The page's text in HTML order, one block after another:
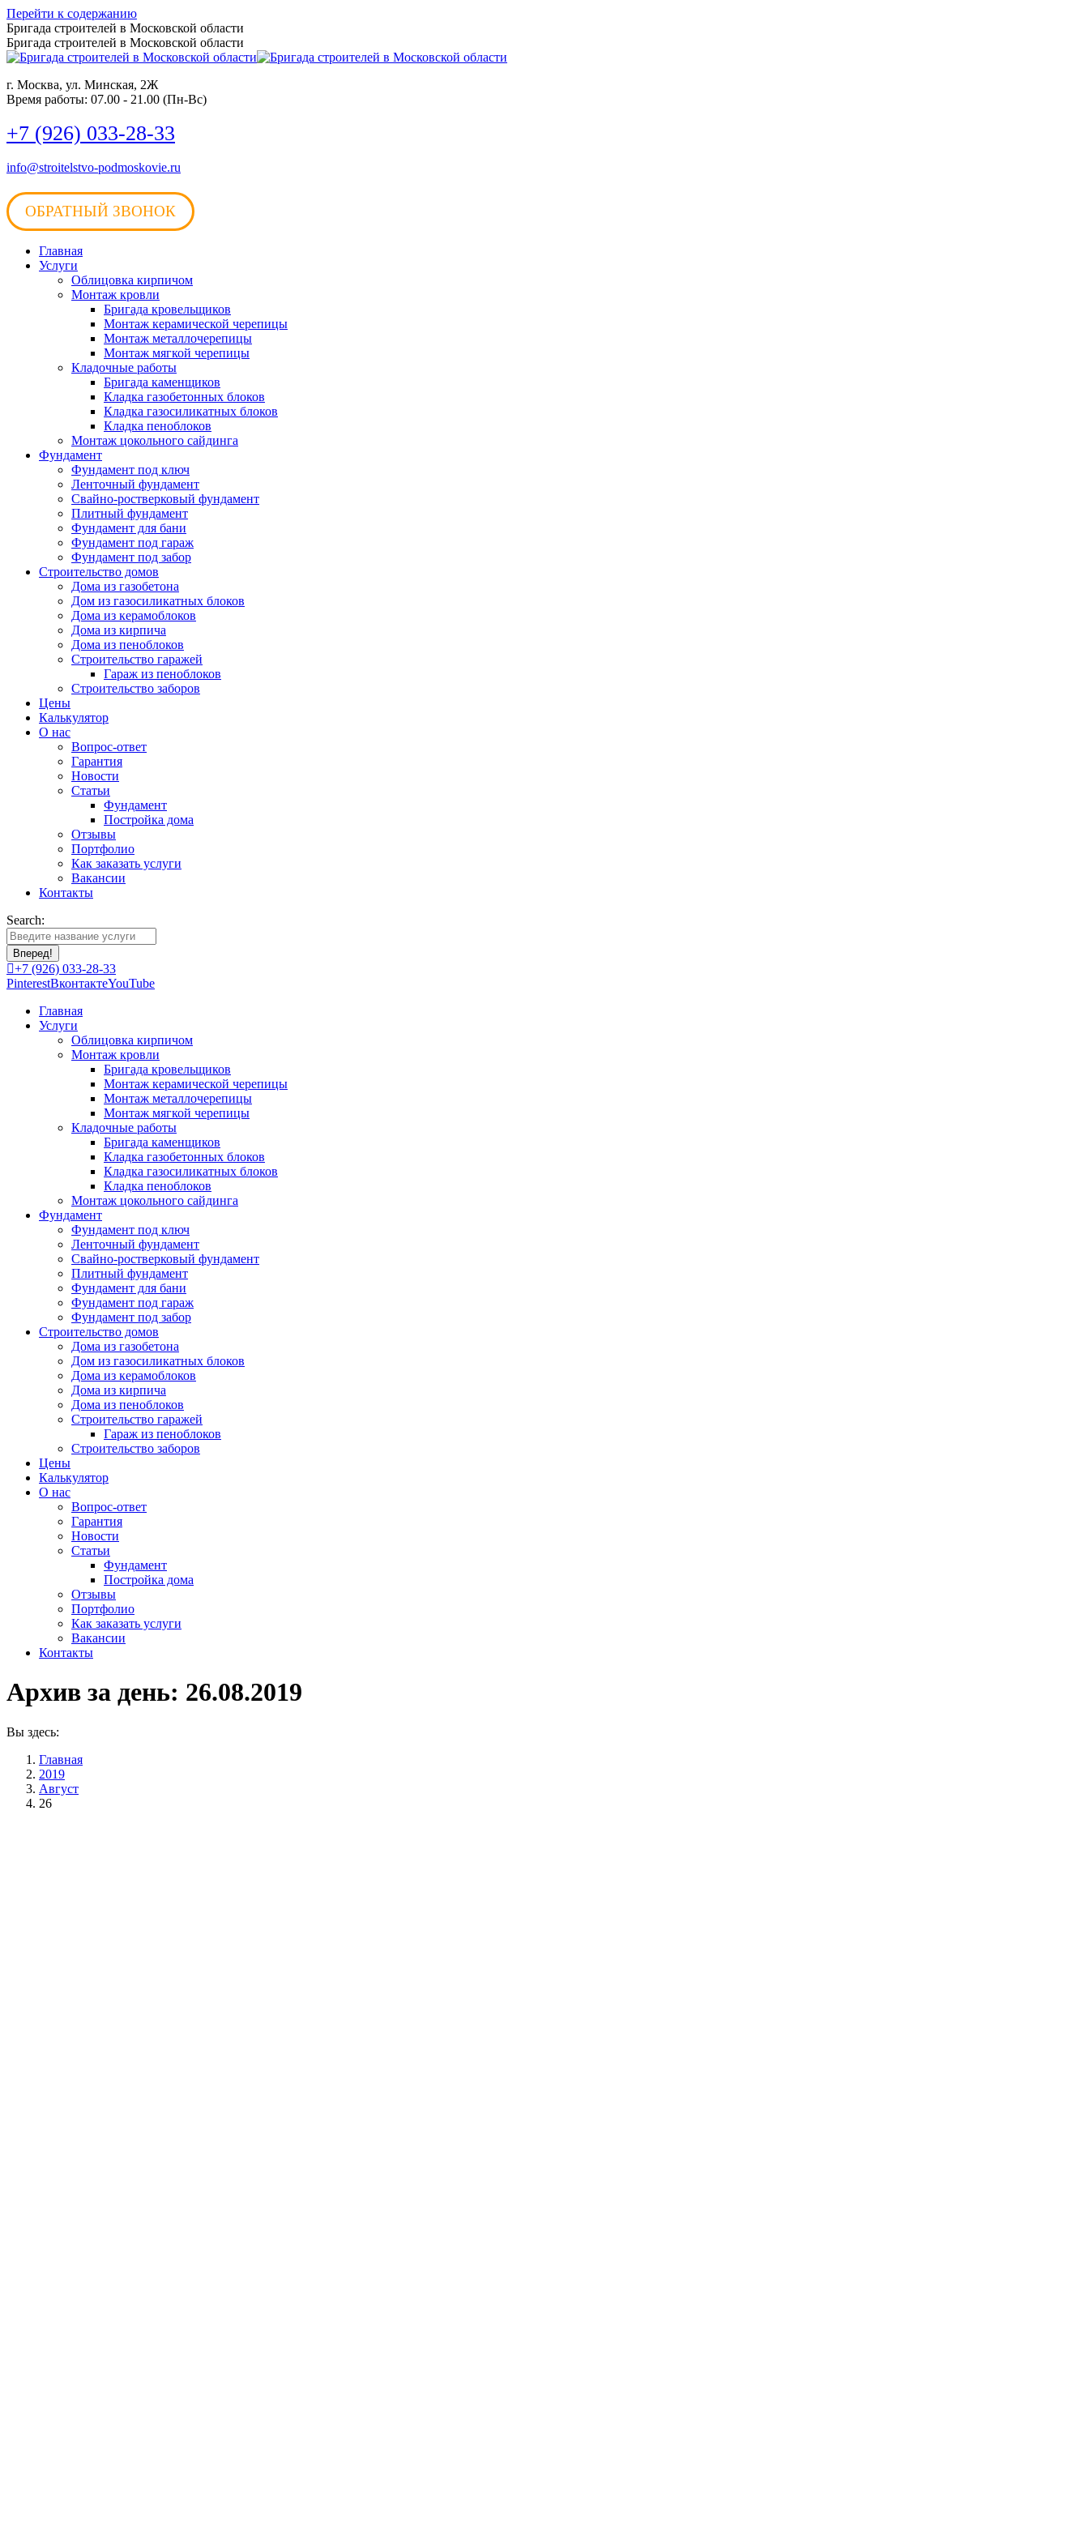
Перейти к содержанию
Бригада строителей в Московской области
Бригада строителей в Московской области
г. Москва, ул. Минская, 2Ж
Время работы: 07.00 - 21.00 (Пн-Вс)
+7 (926) 033-28-33
info@stroitelstvo-podmoskovie.ru
ОБРАТНЫЙ ЗВОНОК
Главная
Услуги
Облицовка кирпичом
Монтаж кровли
Бригада кровельщиков
Монтаж керамической черепицы
Монтаж металлочерепицы
Монтаж мягкой черепицы
Кладочные работы
Бригада каменщиков
Кладка газобетонных блоков
Кладка газосиликатных блоков
Кладка пеноблоков
Монтаж цокольного сайдинга
Фундамент
Фундамент под ключ
Ленточный фундамент
Свайно-ростверковый фундамент
Плитный фундамент
Фундамент для бани
Фундамент под гараж
Фундамент под забор
Строительство домов
Дома из газобетона
Дом из газосиликатных блоков
Дома из керамоблоков
Дома из кирпича
Дома из пеноблоков
Строительство гаражей
Гараж из пеноблоков
Строительство заборов
Цены
Калькулятор
О нас
Вопрос-ответ
Гарантия
Новости
Статьи
Фундамент
Постройка дома
Отзывы
Портфолио
Как заказать услуги
Вакансии
Контакты
Search:
+7 (926) 033-28-33
PinterestВконтактеYouTube
Главная
Услуги
Облицовка кирпичом
Монтаж кровли
Бригада кровельщиков
Монтаж керамической черепицы
Монтаж металлочерепицы
Монтаж мягкой черепицы
Кладочные работы
Бригада каменщиков
Кладка газобетонных блоков
Кладка газосиликатных блоков
Кладка пеноблоков
Монтаж цокольного сайдинга
Фундамент
Фундамент под ключ
Ленточный фундамент
Свайно-ростверковый фундамент
Плитный фундамент
Фундамент для бани
Фундамент под гараж
Фундамент под забор
Строительство домов
Дома из газобетона
Дом из газосиликатных блоков
Дома из керамоблоков
Дома из кирпича
Дома из пеноблоков
Строительство гаражей
Гараж из пеноблоков
Строительство заборов
Цены
Калькулятор
О нас
Вопрос-ответ
Гарантия
Новости
Статьи
Фундамент
Постройка дома
Отзывы
Портфолио
Как заказать услуги
Вакансии
Контакты
Архив за день: 26.08.2019
Вы здесь:
Главная
2019
Август
26